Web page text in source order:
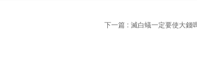
下一篇 : 滅白蟻一定要使大錢